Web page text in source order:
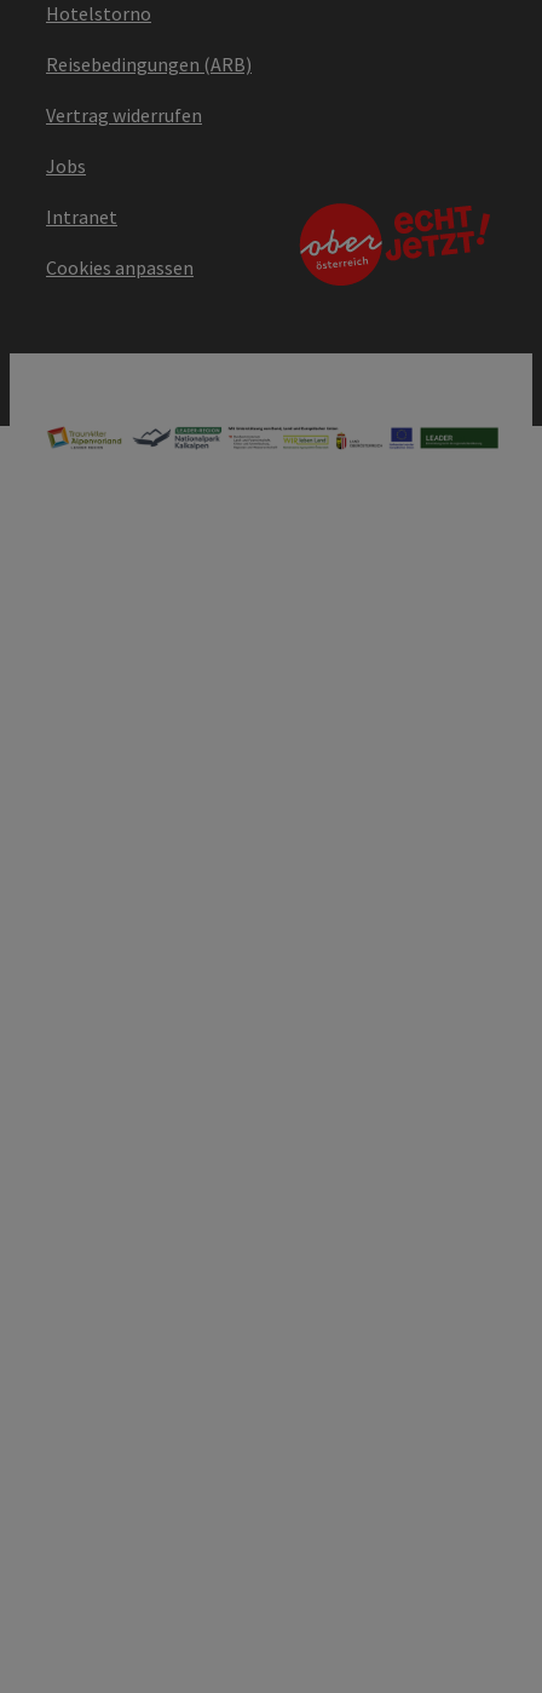
Hotelstorno
Reisebedingungen (ARB)
Vertrag widerrufen
Jobs
Intranet
Cookies anpassen